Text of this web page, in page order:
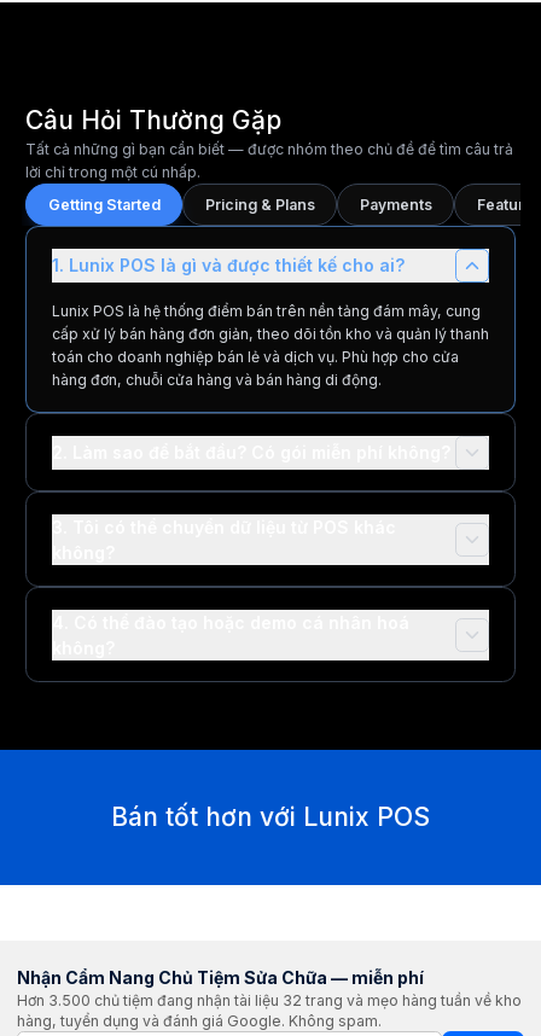
Câu Hỏi Thường Gặp
Tất cả những gì bạn cần biết — được nhóm theo chủ đề để tìm câu trả
lời chỉ trong một cú nhấp.
Getting Started
Pricing & Plans Payments
1. Lunix POS là gì và được thiết kế cho ai?
Lunix POS là hệ thống điểm bán trên nền tảng đám mây, cung
cấp xử lý bán hàng đơn giản, theo dõi tồn kho và quản lý thanh
toán cho doanh nghiệp bán lẻ và dịch vụ. Phù hợp cho cửa
hàng đơn, chuỗi cửa hàng và bán hàng di động.
Bán tốt hơn với Lunix POS
Nhận Cẩm Nang Chủ Tiệm Sửa Chữa — miễn phí
Hơn 3.500 chủ tiệm đang nhận tài liệu 32 trang và mẹo hàng tuần về kho
hàng, tuyển dụng và đánh giá Google. Không spam.